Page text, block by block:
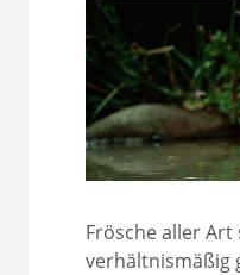
Frösche aller
verhältnismäßig